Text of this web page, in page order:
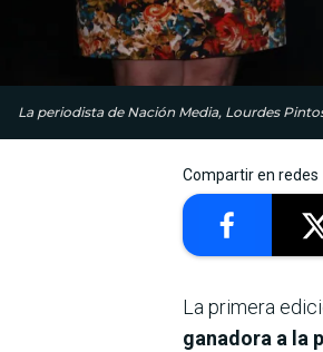
La periodista de Nación Media, Lourdes
Compartir en redes
La primera
ganadora a la